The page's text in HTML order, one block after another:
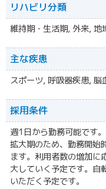
リハビリ分類
維持期・生活期, 外来, 地
主な疾患
スポーツ, 呼吸器疾患,
採用条件
週1日から勤務可能です
拡大期のため、勤務開始
ます。利用者数の増加に
大していく予定です。自
いただく予定です。